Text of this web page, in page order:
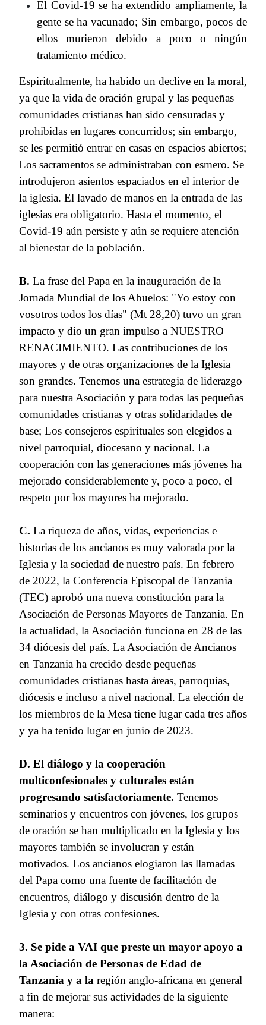
El Covid-19 se ha extendido ampliamente, la
gente se ha vacunado; Sin embargo, pocos de
ellos murieron debido a poco o ningún
tratamiento médico.
Espiritualmente, ha habido un declive en la moral,
ya que la vida de oración grupal y las pequeñas
comunidades cristianas han sido censuradas y
prohibidas en lugares concurridos; sin embargo,
se les permitió entrar en casas en espacios abiertos;
Los sacramentos se administraban con esmero. Se
introdujeron asientos espaciados en el interior de
la iglesia. El lavado de manos en la entrada de las
iglesias era obligatorio. Hasta el momento, el
Covid-19 aún persiste y aún se requiere atención
al bienestar de la población.
B. La frase del Papa en la inauguración de la
Jornada Mundial de los Abuelos: "Yo estoy con
vosotros todos los días" (Mt 28,20) tuvo un gran
impacto y dio un gran impulso a NUESTRO
RENACIMIENTO. Las contribuciones de los
mayores y de otras organizaciones de la Iglesia
son grandes. Tenemos una estrategia de liderazgo
para nuestra Asociación y para todas las pequeñas
comunidades cristianas y otras solidaridades de
base; Los consejeros espirituales son elegidos a
nivel parroquial, diocesano y nacional. La
cooperación con las generaciones más jóvenes ha
mejorado considerablemente y, poco a poco, el
respeto por los mayores ha mejorado.
C. La riqueza de años, vidas, experiencias e
historias de los ancianos es muy valorada por la
Iglesia y la sociedad de nuestro país. En febrero
de 2022, la Conferencia Episcopal de Tanzania
(TEC) aprobó una nueva constitución para la
Asociación de Personas Mayores de Tanzania. En
la actualidad, la Asociación funciona en 28 de las
34 diócesis del país. La Asociación de Ancianos
en Tanzania ha crecido desde pequeñas
comunidades cristianas hasta áreas, parroquias,
diócesis e incluso a nivel nacional. La elección de
los miembros de la Mesa tiene lugar cada tres años
y ya ha tenido lugar en junio de 2023.
D. El diálogo y la cooperación
multiconfesionales y culturales están
progresando satisfactoriamente. Tenemos
seminarios y encuentros con jóvenes, los grupos
de oración se han multiplicado en la Iglesia y los
mayores también se involucran y están
motivados. Los ancianos elogiaron las llamadas
del Papa como una fuente de facilitación de
encuentros, diálogo y discusión dentro de la
Iglesia y con otras confesiones.
3. Se pide a VAI que preste un mayor apoyo a
la Asociación de Personas de Edad de
Tanzanía y a la región anglo-africana en general
a fin de mejorar sus actividades de la siguiente
manera: